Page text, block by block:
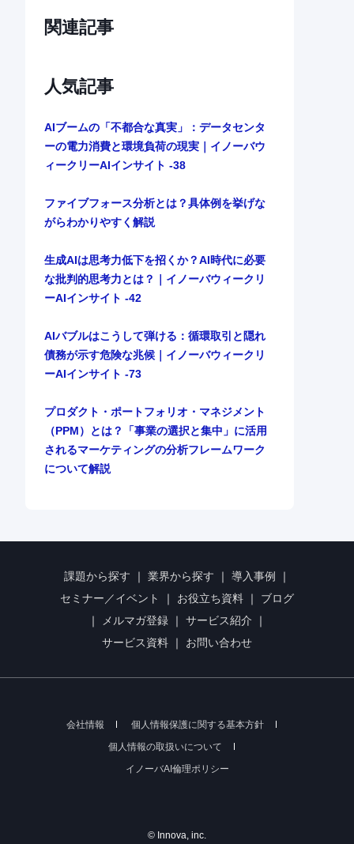
関連記事
人気記事
AIブームの「不都合な真実」：データセンタ
ーの電力消費と環境負荷の現実｜イノーバウ
ィークリーAIインサイト -38
ファイブフォース分析とは？具体例を挙げな
がらわかりやすく解説
生成AIは思考力低下を招くか？AI時代に必要
な批判的思考力とは？｜イノーバウィークリ
ーAIインサイト -42
AIバブルはこうして弾ける：循環取引と隠れ
債務が示す危険な兆候｜イノーバウィークリ
ーAIインサイト -73
プロダクト・ポートフォリオ・マネジメント
（PPM）とは？「事業の選択と集中」に活用
されるマーケティングの分析フレームワーク
について解説
課題から探す ｜ 業界から探す ｜ 導入事例 ｜
セミナー／イベント
｜ お役立ち資料 ｜ ブログ
｜
メルマガ登録 ｜ サービス紹介 ｜
サービス資料
｜ お問い合わせ
会社情報 個人情報保護に関する基本方針
個人情報の取扱いについて
イノーバAI倫理ポリシー
© Innova, inc.